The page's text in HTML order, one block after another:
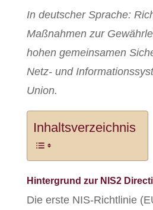
In deutscher Sprache:
Maßnahmen zur
hohen gemeinsamen
Netz- und
Union.
Inhaltsverzeichnis
Hintergrund zur NIS2
Die erste NIS-Richtlinie